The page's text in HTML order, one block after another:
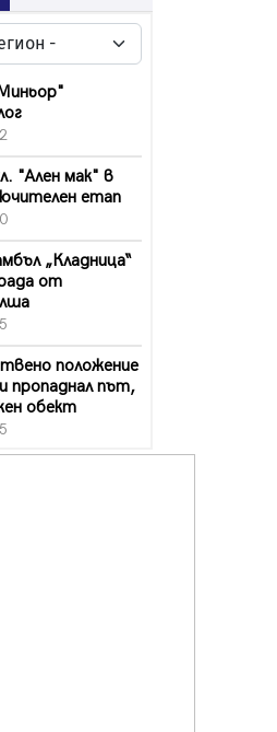
"Ален мак" в
етап
„Кладница“
от
положение
пропаднал път,
обект
жегите с филм